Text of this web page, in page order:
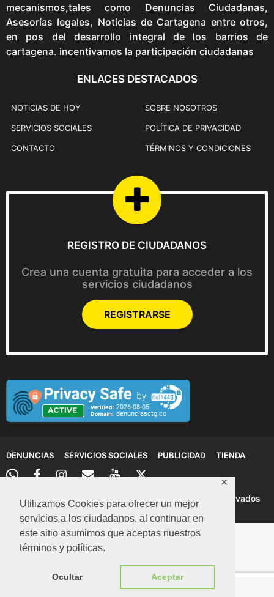
Utilizamos Cookies para ofrecer un mejor
servicios a los ciudadanos, al continuar en
este sitio asumimos que aceptas nuestros
términos y políticas.
Ocultar Aceptar
✕
mecanismos,tales como Denuncias Ciudadanas,
Asesorías legales, Noticias de Cartagena entre otros,
en pos del desarrollo integral de los barrios de
cartagena. incentivamos la participación ciudadanas
ENLACES DESTACADOS
NOTICIAS DE HOY
SERVICIOS SOCIALES
CONTACTO
SOBRE NOSOTROS
POLÍTICA DE PRIVACIDAD
TÉRMINOS Y CONDICIONES
REGISTRO DE CIUDADANOS
Crea una cuenta gratuita para acceder a los
servicios ciudadanos
REGISTRARSE
DENUNCIAS SERVICIOS SOCIALES PUBLICIDAD TIENDA
© 2026 Denuncias Cartagena: Todos los derechos reservados